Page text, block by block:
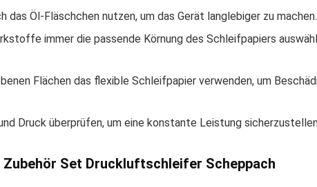
das Öl-Fläschchen nutzen, um das Gerät langlebiger zu machen.
immer die passende Körnung des Schleifpapiers
Flächen das flexible Schleifpapier verwenden, um
Druck überprüfen, um eine konstante Leistung
Zubehör Set Druckluftschleifer Scheppach